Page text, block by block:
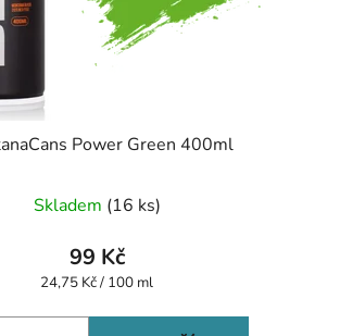
Power Green 400ml
Skladem (16 ks)
99 Kč
Měrná
24,75 Kč / 100 ml